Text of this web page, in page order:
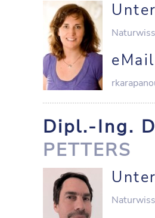
Dipl.-Ing.
PETTERS